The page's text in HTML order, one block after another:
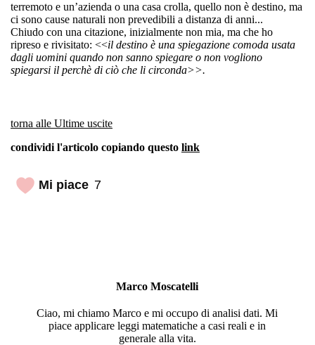
terremoto e un’azienda o una casa crolla, quello non è destino, ma
ci sono cause naturali non prevedibili a distanza di anni...
Chiudo con una citazione, inizialmente non mia, ma che ho
ripreso e rivisitato: <<il destino è una spiegazione comoda usata
dagli uomini quando non sanno spiegare o non vogliono
spiegarsi il perchè di ciò che li circonda>>.
torna alle Ultime uscite
condividi l'articolo copiando questo link
Mi piace 7
Marco Moscatelli
Ciao, mi chiamo Marco e mi occupo di analisi dati. Mi
piace applicare leggi matematiche a casi reali e in
generale alla vita.